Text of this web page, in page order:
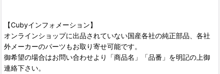
【Cubyインフォメーション】
オンラインショップに出品されていない国産各社の純正部品、各社
外メーカーのパーツもお取り寄せ可能です。
御希望の場合はお問い合わせより「商品名」「品番」を明記の上御
連絡下さい。